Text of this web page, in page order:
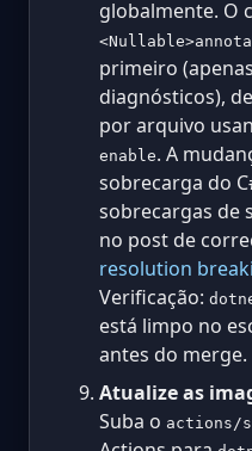
globalmente. O
primeiro
diagnósticos),
por arquivo
enable. A
sobrecarga do
sobrecargas de
no post de
resolution
Verificação:
está limpo no
antes do merge.
Atualize as
Suba o actions/